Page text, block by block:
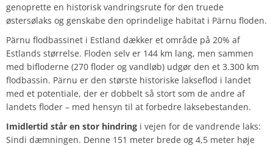
genoprette en historisk vandringsrute for den truede
østersølaks og genskabe den oprindelige habitat i Pärnu floden.
Pärnu flodbassinet i Estland dækker et område på 20% af
Estlands størrelse. Floden selv er 144 km lang, men sammen
med bifloderne (270 floder og vandløb) udgør den et 3.300 km
flodbassin. Pärnu er den største historiske lakseflod i landet
med et potentiale, der er dobbelt så stort som de andre af
landets floder – med hensyn til at forbedre laksebestanden.
Imidlertid står en stor hindring i vejen for de vandrende laks:
Sindi dæmningen. Denne 151 meter brede og 4,5 meter høje